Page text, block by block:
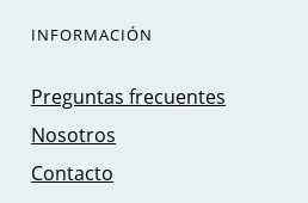
INFORMACIÓN
Preguntas frecuentes
Nosotros
Contacto